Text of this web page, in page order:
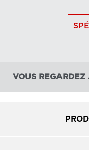
VOUS